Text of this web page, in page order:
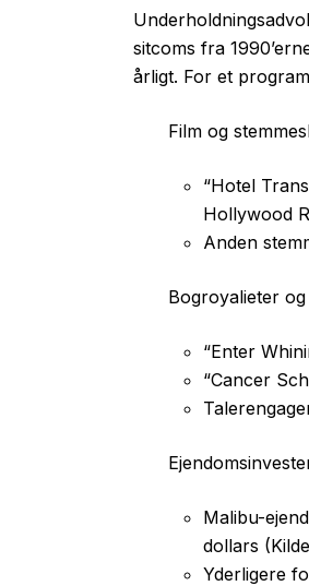
sitcoms fra
årligt. For et
Film og
“Hotel
Hollywood
Anden
Bogroyalieter
“Enter
“Cancer
Malibu-
dollars
Yderligere